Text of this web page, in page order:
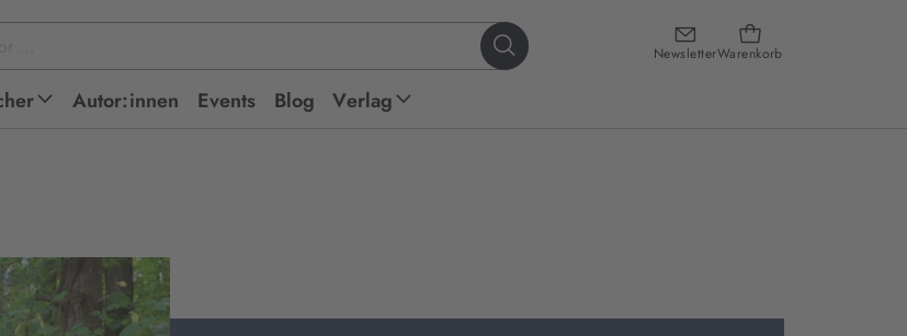
NewsletterWarenkorb
Autor:innen Events Blog Verlag